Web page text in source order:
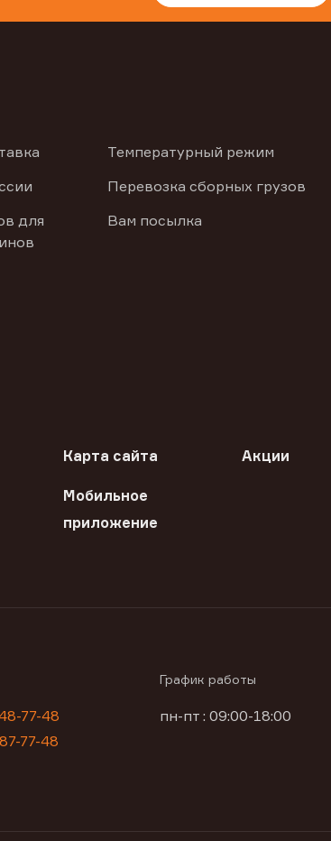
для
Температурный режим
Перевозка сборных грузов
Вам посылка
Карта сайта Акции
Мобильное
приложение
77-48
77-48
График работы
пн-пт : 09:00-18:00